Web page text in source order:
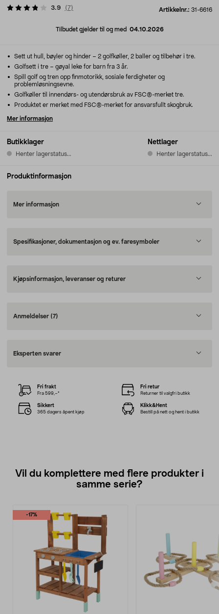
Artikkelnr.: 31-6616
3.9 (7)
Tilbudet gjelder til og med 04.10.2026
Butikklager
Henter lagerstatus...
Nettlager
Henter lagerstatus...
Sett ut hull, bøyler og hinder – 2 golfkøller, 2 baller og tilbehør i tre.
Golfsett i tre – gøyal leke for barn fra 3 år.
Spill golf og tren opp finmotorikk, sosiale ferdigheter og
problemløsningsevne.
Golfkøller til innendørs- og utendørsbruk av FSC®-merket tre.
Produktet er merket med FSC®-merket for ansvarsfullt skogbruk.
Mer informasjon
Produktinformasjon
Mer informasjon
Spesifikasjoner, dokumentasjon og ev. faresymboler
Kjøpsinformasjon, leveranser og returer
Anmeldelser (7)
Eksperten svarer
Fri frakt
Fra 599,–*
Fri retur
Returner til valgfri butikk
Sikkert
365 dagers åpent kjøp
Klikk&Hent
Bestill på nett og hent i butikk
Vil du komplettere med flere produkter i
samme serie?
-17%